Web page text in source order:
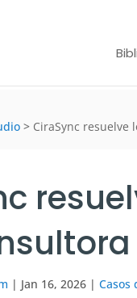
> CiraSync resuelve
| Jan 16, 2026 |Casos